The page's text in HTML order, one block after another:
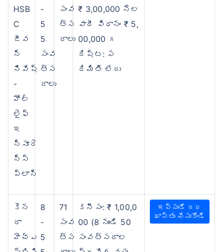
HSB
C
జీవ
న్
నివేష్
-
హోల్
లైఫ్
ఇ
న్సూరె
న్స్
ప్లాన్
-
5
5
సంవ
త్స
రాలు
సంవ
త్స
రాలు
₹ 3,00,000 నెల
వారీ విధానం ₹ 5,
00,000 గ
రిష్ట: ప
రిమితి లేదు
కెన
రా
హెచ్‌ఎ
8
-
5
71
సంవ
త్స
కనీసం: ₹ 1,00,0
00 (8 నుండి 50
సంవత్సరాల
ఇప్పుడే దర
ఖాస్తు చేసుకోండి